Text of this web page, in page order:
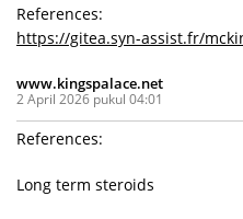
References:
https://gitea.syn-assist.fr/
www.kingspalace.net
2 April 2026 pukul 04:01
References:
Long term steroids